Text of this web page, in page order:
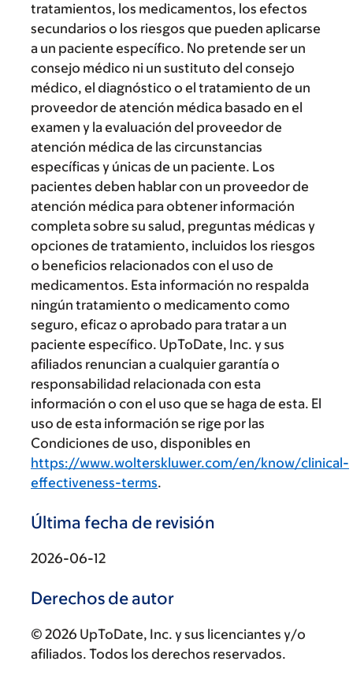
tratamientos, los medicamentos, los efectos
secundarios o los riesgos que pueden aplicarse
a un paciente específico. No pretende ser un
consejo médico ni un sustituto del consejo
médico, el diagnóstico o el tratamiento de un
proveedor de atención médica basado en el
examen y la evaluación del proveedor de
atención médica de las circunstancias
específicas y únicas de un paciente. Los
pacientes deben hablar con un proveedor de
atención médica para obtener información
completa sobre su salud, preguntas médicas y
opciones de tratamiento, incluidos los riesgos
o beneficios relacionados con el uso de
medicamentos. Esta información no respalda
ningún tratamiento o medicamento como
seguro, eficaz o aprobado para tratar a un
paciente específico. UpToDate, Inc. y sus
afiliados renuncian a cualquier garantía o
responsabilidad relacionada con esta
información o con el uso que se haga de esta. El
uso de esta información se rige por las
Condiciones de uso, disponibles en
https://www.wolterskluwer.com/en/know/clinical-
effectiveness-terms.
Última fecha de revisión
2026-06-12
Derechos de autor
© 2026 UpToDate, Inc. y sus licenciantes y/o
afiliados. Todos los derechos reservados.